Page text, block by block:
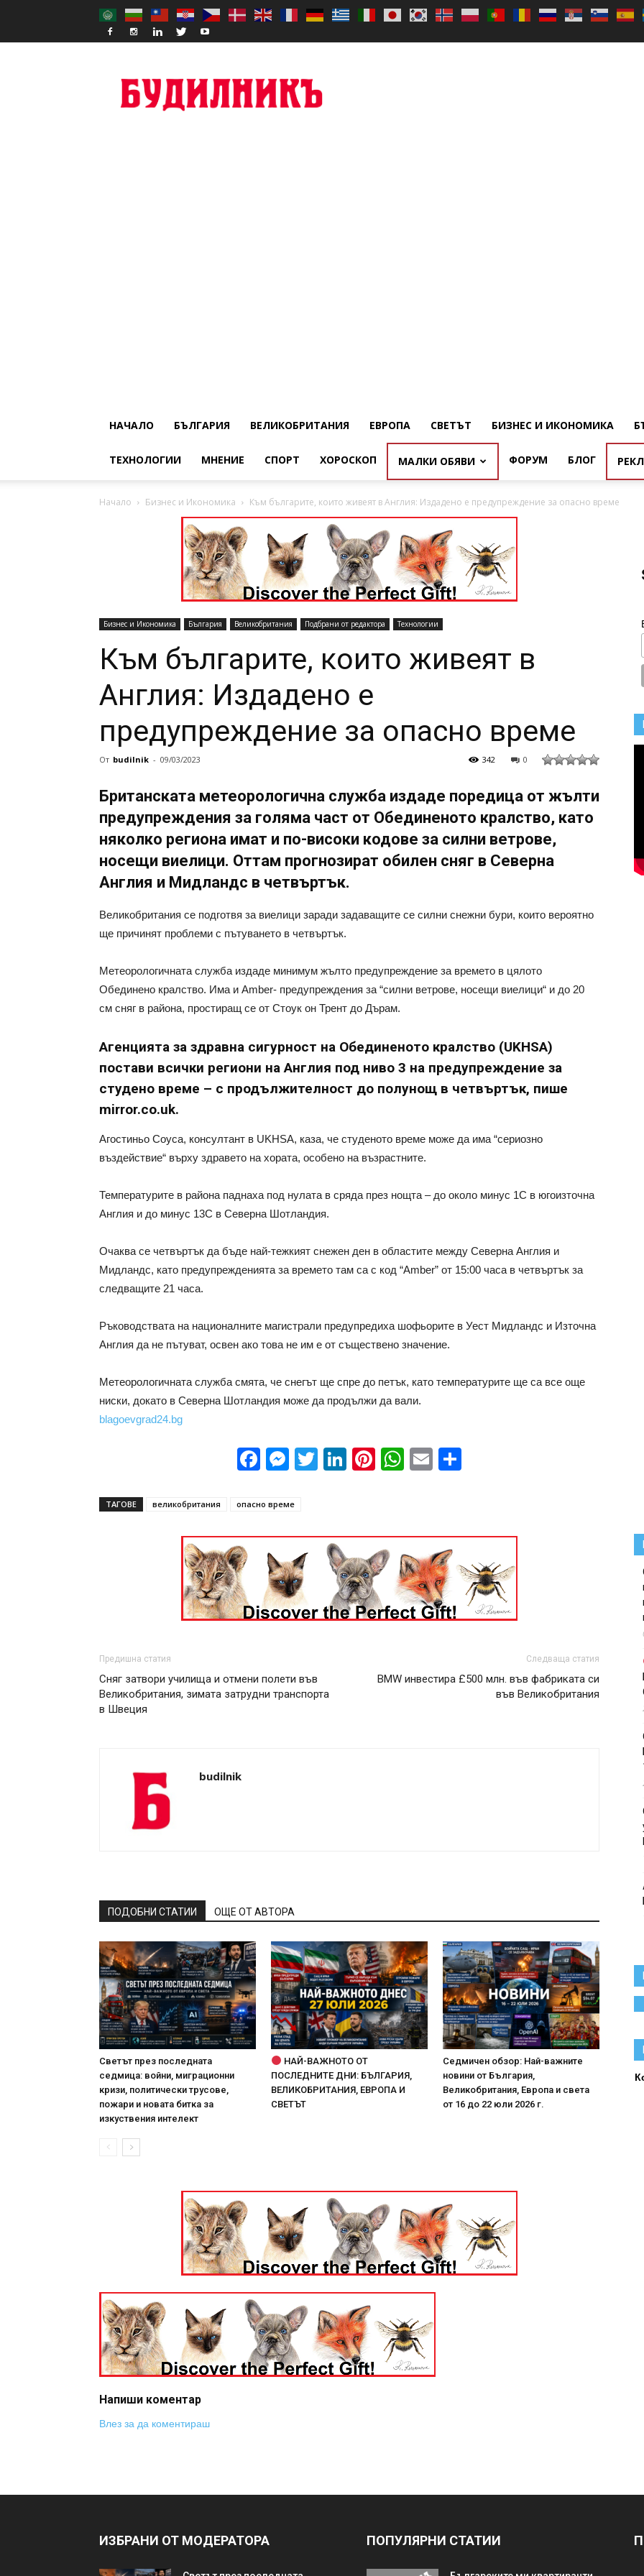
НАЧАЛО БЪЛГАРИЯ ВЕЛИКОБРИТАНИЯ ЕВРОПА СВЕТЪТ БИЗНЕС И ИКОНОМИКА
ТЕХНОЛОГИИ МНЕНИЕ СПОРТ ХОРОСКОП МАЛКИ ОБЯВИ ФОРУМ БЛОГ
Начало Бизнес и Икономика Към българите, които живеят в Англия: Издадено е предупреждение за опасно време
Бизнес и Икономика България Великобритания Подбрани от редактора Технологии
Към българите, които живеят в
Англия: Издадено е
предупреждение за опасно време
От budilnik - 09/03/2023 0
342
Британската метеорологична служба издаде поредица от жълти
предупреждения за голяма част от Обединеното кралство, като
няколко региона имат и по-високи кодове за силни ветрове,
носещи виелици. Оттам прогнозират обилен сняг в Северна
Англия и Мидландс в четвъртък.
Великобритания се подготвя за виелици заради задаващите се силни снежни бури, които вероятно
ще причинят проблеми с пътуването в четвъртък.
Метеорологичната служба издаде минимум жълто предупреждение за времето в цялото
Обединено кралство. Има и Amber- предупреждения за “силни ветрове, носещи виелици“ и до 20
см сняг в района, простиращ се от Стоук он Трент до Дърам.
Агенцията за здравна сигурност на Обединеното кралство (UKHSA)
постави всички региони на Англия под ниво 3 на предупреждение за
студено време – с продължителност до полунощ в четвъртък, пише
mirror.co.uk.
Агостиньо Соуса, консултант в UKHSA, каза, че студеното време може да има “сериозно
въздействие“ върху здравето на хората, особено на възрастните.
Температурите в района паднаха под нулата в сряда през нощта – до около минус 1C в югоизточна
Англия и до минус 13C в Северна Шотландия.
Очаква се четвъртък да бъде най-тежкият снежен ден в областите между Северна Англия и
Мидландс, като предупрежденията за времето там са с код “Amber” от 15:00 часа в четвъртък за
следващите 21 часа.
Ръководствата на националните магистрали предупредиха шофьорите в Уест Мидландс и Източна
Англия да не пътуват, освен ако това не им е от съществено значение.
Метеорологичната служба смята, че снегът ще спре до петък, като температурите ще са все още
ниски, докато в Северна Шотландия може да продължи да вали.
blagoevgrad24.bg
Facebook
Messenger
Twitter
LinkedIn
Pinterest
WhatsApp
Email
ТАГОВЕ великобритания опасно време
Предишна статия
Сняг затвори училища и отмени полети във
Великобритания, зимата затрудни транспорта
в Швеция
Следваща статия
BMW инвестира £500 млн. във фабриката си
във Великобритания
budilnik
ПОДОБНИ СТАТИИ ОЩЕ ОТ АВТОРА
Светът през последната
седмица: войни, миграционни
кризи, политически трусове,
пожари и новата битка за
изкуствения интелект
НАЙ-ВАЖНОТО ОТ
ПОСЛЕДНИТЕ ДНИ: БЪЛГАРИЯ,
ВЕЛИКОБРИТАНИЯ, ЕВРОПА И
СВЕТЪТ
Седмичен обзор: Най-важните
новини от България,
Великобритания, Европа и света
от 16 до 22 юли 2026 г.
Напиши коментар
Влез за да коментираш
ИЗБРАНИ ОТ МОДЕРАТОРА ПОПУЛЯРНИ СТАТИИ